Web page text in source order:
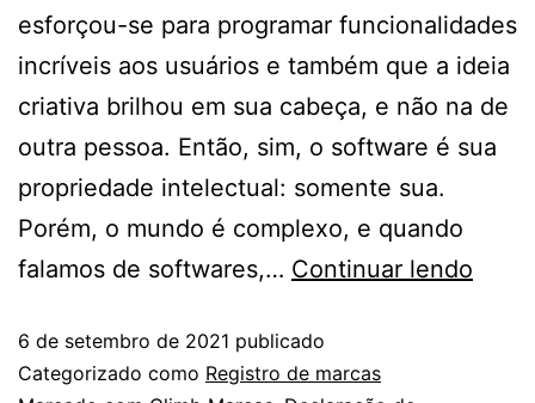
esforçou-se para programar funcionalidades
incríveis aos usuários e também que a ideia
criativa brilhou em sua cabeça, e não na de
outra pessoa. Então, sim, o software é sua
propriedade intelectual: somente sua.
Porém, o mundo é complexo, e quando
falamos de softwares,… Continuar lendo
6 de setembro de 2021 publicado
Categorizado como Registro de marcas